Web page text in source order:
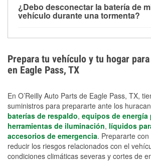
días después de la exposición.
para aplicaciones de ciclo profundo
selladas, resistentes a las vibraciones
¿Debo desconectar la batería de
vehículo durante una tormenta?
los daños por inundación. Evitar el
preparar opciones de carga de
medidas de protección más efectivas.
Prepara tu vehículo y tu hogar
en Eagle Pass, TX
En O’Reilly Auto Parts de Eagle Pass, TX,
suministros para prepararte ante los
baterías de respaldo, equipos de energía
herramientas de iluminación, líquidos
accesorios de emergencia. Prepararte
reducir los riesgos relacionados con el
condiciones climáticas severas y cortes de